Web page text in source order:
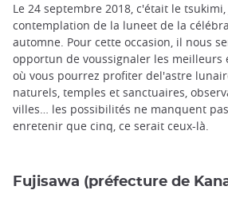
Le 24 septembre 2018, c'était le
contemplation de la luneet de la
automne. Pour cette occasion, il nous
opportun de voussignaler les meilleurs
où vous pourrez profiter del'astre
naturels, temples et sanctuaires,
villes… les possibilités ne manquent
enretenir que cinq, ce serait ceux-là.
Fujisawa (préfecture de